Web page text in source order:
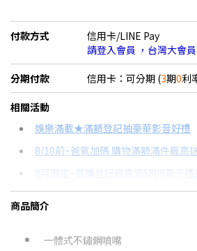
付款方式
信用卡/LINE Pay
請登入會員 ，台灣大會
分期付款 信用卡：可分期 (3期0利
＊實際可分期數、適用利率，請以購物車
信用卡分期
分期數
12期
每期金額
相關活動
娛樂滿載★滿額登記抽豪華影音好禮
8/10前~爸氣加碼 購物滿額滿件最高
8月限定~首購登記最高領$888電子禮
台灣大哥大Open Possible聯名卡滿
電視降到底破盤
商品簡介
一體式不鏽鋼噴嘴